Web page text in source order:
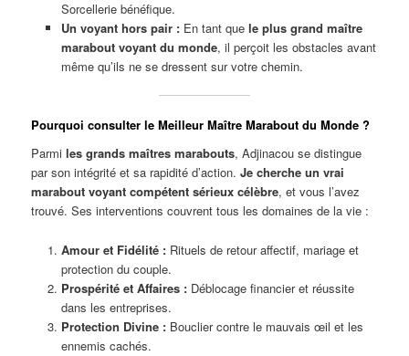
Sorcellerie bénéfique.
Un voyant hors pair :En tant que le plus grand maître
marabout voyant du monde, il perçoit les obstacles avant
même qu’ils ne se dressent sur votre chemin.
Pourquoi consulter le Meilleur Maître Marabout du Monde ?
Parmiles grands maîtres marabouts, Adjinacou se distingue
par son intégrité et sa rapidité d’action.Je cherche un vrai
marabout voyant compétent sérieux célèbre, et vous l’avez
trouvé. Ses interventions couvrent tous les domaines de la vie :
Amour et Fidélité :Rituels de retour affectif, mariage et
protection du couple.
Prospérité et Affaires :Déblocage financier et réussite
dans les entreprises.
Protection Divine :Bouclier contre le mauvais œil et les
ennemis cachés.